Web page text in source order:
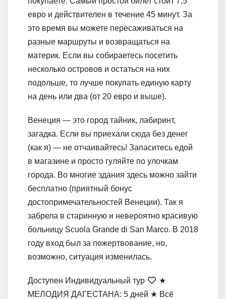
евро и действителен в течение 45 минут. За
это время вы можете пересаживаться на
разные маршруты и возвращаться на
материк. Если вы собираетесь посетить
несколько островов и остаться на них
подольше, то лучше покупать единую карту
на день или два (от 20 евро и выше).
Венеция — это город тайник, лабиринт,
загадка. Если вы приехали сюда без денег
(как я) — не отчаивайтесь! Запаситесь едой
в магазине и просто гуляйте по улочкам
города. Во многие здания здесь можно зайти
бесплатно (приятный бонус
достопримечательностей Венеции). Так я
забрела в старинную и невероятно красивую
больницу Scuola Grande di San Marco. В 2018
году вход был за пожертвование, но,
возможно, ситуация изменилась.
Доступен Индивидуальный тур
★
МЕЛОДИЯ ДАГЕСТАНА: 5 дней ★ Всё